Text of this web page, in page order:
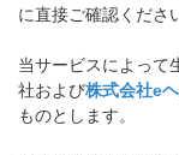
に直接ご確認くださ
当サービスによって
社および株式会社e
ものとします。